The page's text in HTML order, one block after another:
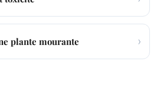
plante mourante ›